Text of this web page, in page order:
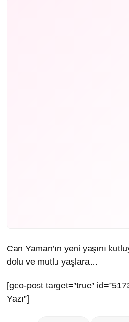
Can Yaman’ın yeni yaşını
dolu ve mutlu yaşlara…
[geo-post target=”true”
Yazı”]